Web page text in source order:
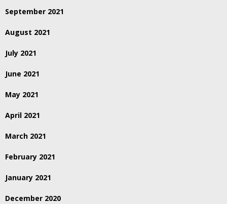
September 2021
August 2021
July 2021
June 2021
May 2021
April 2021
March 2021
February 2021
January 2021
December 2020